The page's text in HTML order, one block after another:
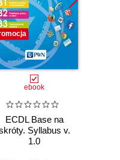
ebook
ECDL Base na
Syllabus v.
1.0